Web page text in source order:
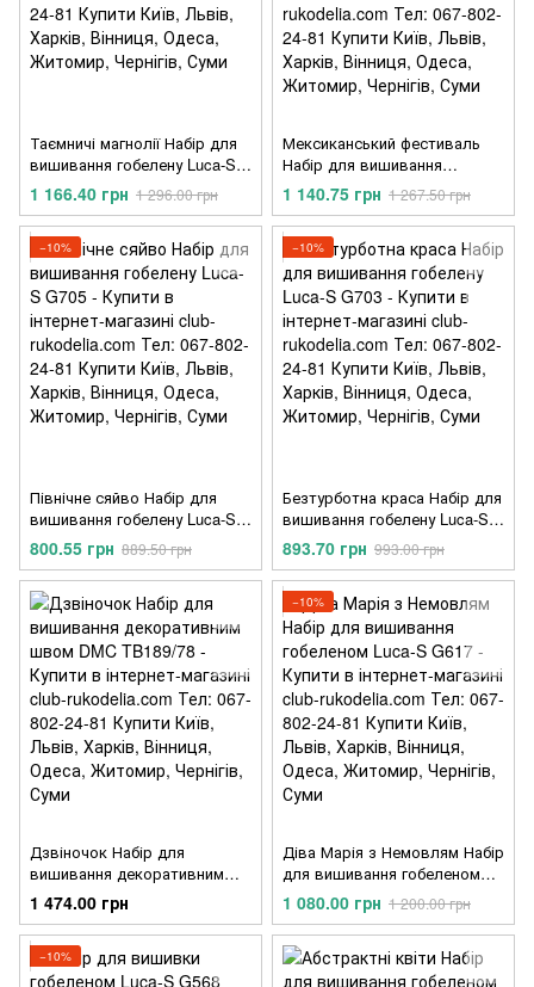
Таємничі магнолії Набір для
вишивання гобелену Luca-S
G707
1 166.40 грн 1 296.00 грн
Мексиканський фестиваль
Набір для вишивання
гобелену Luca-S G706
1 140.75 грн 1 267.50 грн
−10%
Північне сяйво Набір для
вишивання гобелену Luca-S
G705
800.55 грн 889.50 грн
−10%
Безтурботна краса Набір для
вишивання гобелену Luca-S
G703
893.70 грн 993.00 грн
Дзвіночок Набір для
вишивання декоративним
швом DMC TB189/78
1 474.00 грн
−10%
Діва Марія з Немовлям Набір
для вишивання гобеленом
Luca-S G617
1 080.00 грн 1 200.00 грн
−10%